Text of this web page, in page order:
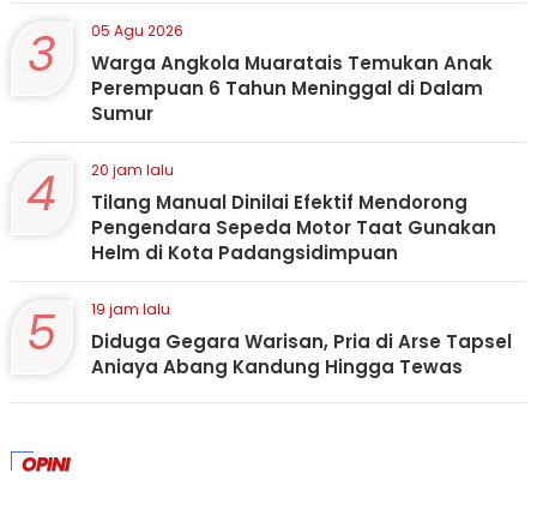
3 05 Agu 2026
Warga Angkola Muaratais Temukan Anak
Perempuan 6 Tahun Meninggal di Dalam
Sumur
4 20 jam lalu
Tilang Manual Dinilai Efektif Mendorong
Pengendara Sepeda Motor Taat Gunakan
Helm di Kota Padangsidimpuan
5 19 jam lalu
Diduga Gegara Warisan, Pria di Arse Tapsel
Aniaya Abang Kandung Hingga Tewas
OPINI